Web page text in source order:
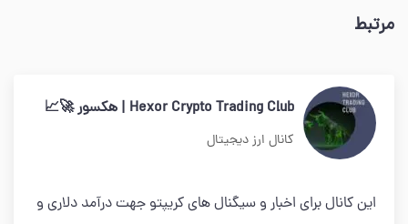
مرتبط
Hexor Crypto Trading Club | هکسور 🚀📈
کانال ارز دیجیتال
این کانال برای اخبار و سیگنال های کریپتو جهت درآمد دلاری و